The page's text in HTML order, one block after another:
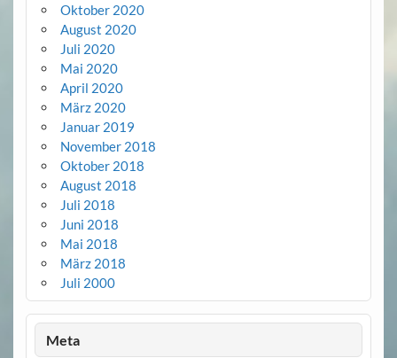
Oktober 2020
August 2020
Juli 2020
Mai 2020
April 2020
März 2020
Januar 2019
November 2018
Oktober 2018
August 2018
Juli 2018
Juni 2018
Mai 2018
März 2018
Juli 2000
Meta